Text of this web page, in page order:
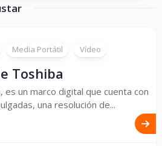
Media Portátil Vídeo
Toshiba
es un marco digital que cuenta con
una resolución de...